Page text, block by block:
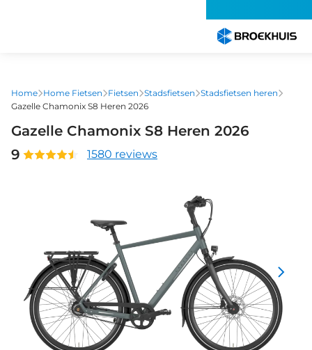
gaan
Home Home Fietsen Fietsen Stadsfietsen Stadsfietsen heren
Gazelle Chamonix S8 Heren 2026
Gazelle Chamonix S8 Heren 2026
9
1580 reviews